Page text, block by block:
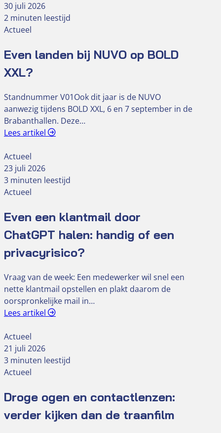
30 juli 2026
2 minuten leestijd
Actueel
Even landen bij NUVO op BOLD
XXL?
Standnummer V01Ook dit jaar is de NUVO
aanwezig tijdens BOLD XXL, 6 en 7 september in de
Brabanthallen. Deze…
Lees artikel
Actueel
23 juli 2026
3 minuten leestijd
Actueel
Even een klantmail door
ChatGPT halen: handig of een
privacyrisico?
Vraag van de week: Een medewerker wil snel een
nette klantmail opstellen en plakt daarom de
oorspronkelijke mail in…
Lees artikel
Actueel
21 juli 2026
3 minuten leestijd
Actueel
Droge ogen en contactlenzen:
verder kijken dan de traanfilm